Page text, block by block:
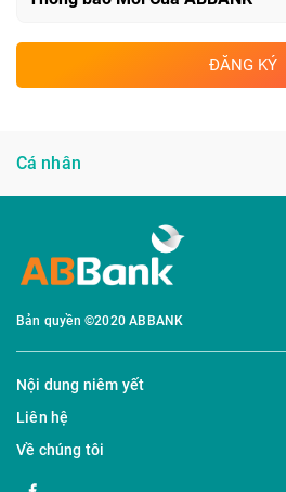
ĐĂNG KÝ
Cá nhân
Bản quyền ©2020 ABBANK
Nội dung niêm yết
Liên hệ
Về chúng tôi